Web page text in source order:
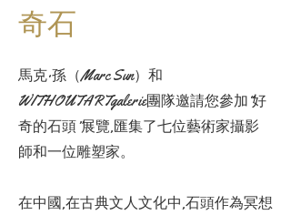
奇石
馬克·孫（Marc Sun）和
WITHOUTARTgalerie團隊邀請您參加“好
奇的石頭”展覽,匯集了七位藝術家攝影
師和一位雕塑家。
在中國,在古典文人文化中,石頭作為冥想